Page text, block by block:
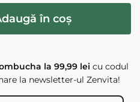
în coș
la 99,99 lei cu codul
la newsletter-ul Zenvita!